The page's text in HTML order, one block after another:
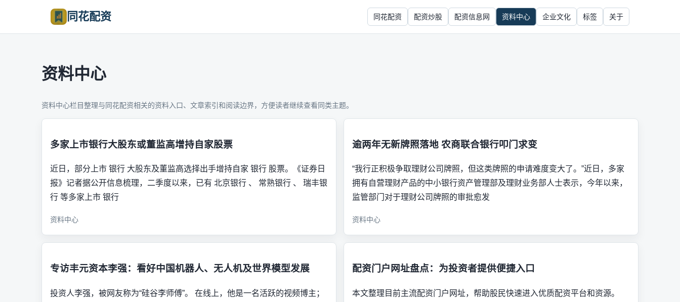
同花配资 同花配资 配资炒股 配资信息网 资料中心 企业文化 标签 关于
资料中心
资料中心栏目整理与同花配资相关的资料入口、文章索引和阅读边界，方便读者继续查看同类主题。
多家上市银行大股东或董监高增持自家股票
近日，部分上市 银行 大股东及董监高选择出手增持自家 银行 股票。《证券日
报》记者据公开信息梳理，二季度以来，已有 北京银行 、 常熟银行 、 瑞丰银
行 等多家上市 银行
资料中心
逾两年无新牌照落地 农商联合银行叩门求变
“我行正积极争取理财公司牌照，但这类牌照的申请难度变大了。”近日，多家
拥有自营理财产品的中小银行资产管理部及理财业务部人士表示，今年以来，
监管部门对于理财公司牌照的审批愈发
资料中心
专访丰元资本李强：看好中国机器人、无人机及世界模型发展
投资人李强，被网友称为“硅谷李师傅”。 在线上，他是一名活跃的视频博主；
配资门户网址盘点：为投资者提供便捷入口
本文整理目前主流配资门户网址，帮助股民快速进入优质配资平台和资源。